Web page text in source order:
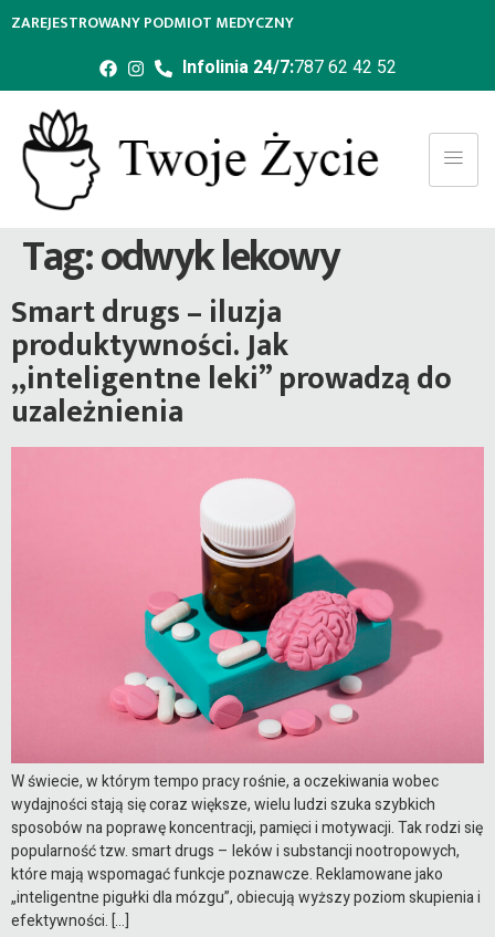
ZAREJESTROWANY PODMIOT MEDYCZNY
Infolinia 24/7:787 62 42 52
Tag:odwyk lekowy
Smart drugs – iluzja
produktywności. Jak
„inteligentne leki” prowadzą do
uzależnienia
W świecie, w którym tempo pracy rośnie, a oczekiwania wobec
wydajności stają się coraz większe, wielu ludzi szuka szybkich
sposobów na poprawę koncentracji, pamięci i motywacji. Tak rodzi się
popularność tzw. smart drugs – leków i substancji nootropowych,
które mają wspomagać funkcje poznawcze. Reklamowane jako
„inteligentne pigułki dla mózgu”, obiecują wyższy poziom skupienia i
efektywności. […]